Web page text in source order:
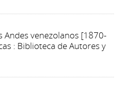
Andes venezolanos [1870-
: Biblioteca de Autores y